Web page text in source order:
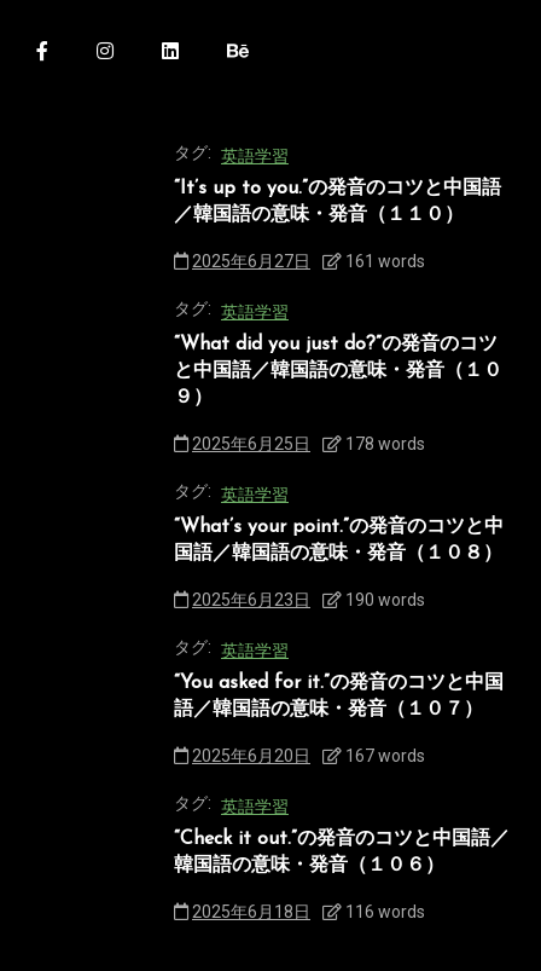
タグ: 英語学習
“It’s up to you.”の発音のコツと中国語
／韓国語の意味・発音（１１０）
2025年6月27日 161 words
タグ: 英語学習
“What did you just do?”の発音のコツ
と中国語／韓国語の意味・発音（１０
９）
2025年6月25日 178 words
タグ: 英語学習
“What’s your point.”の発音のコツと中
国語／韓国語の意味・発音（１０８）
2025年6月23日 190 words
タグ: 英語学習
“You asked for it.”の発音のコツと中国
語／韓国語の意味・発音（１０７）
2025年6月20日 167 words
タグ: 英語学習
“Check it out.”の発音のコツと中国語／
韓国語の意味・発音（１０６）
2025年6月18日 116 words